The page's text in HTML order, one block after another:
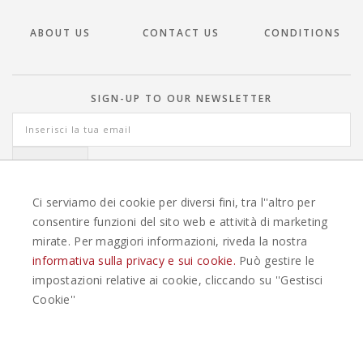
ABOUT US CONTACT US CONDITIONS
SIGN-UP TO OUR NEWSLETTER
TRAVEL OFFERS ITALY
EASYWEEKS TOUR OPERATOR © 2026 COPYRIGHT EASYWEEK. ALL RIGHTS
RESERVED |
Ci serviamo dei cookie per diversi fini, tra l''altro per
consentire funzioni del sito web e attività di marketing
mirate. Per maggiori informazioni, riveda la nostra
informativa sulla privacy e sui cookie. Può gestire le
impostazioni relative ai cookie, cliccando su ''Gestisci
Cookie''